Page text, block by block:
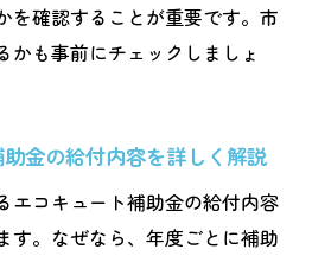
を確認することが重要です。市
かも事前にチェックしましょ
金の給付内容を詳しく解説
エコキュート補助金の給付内容
す。なぜなら、年度ごとに補助